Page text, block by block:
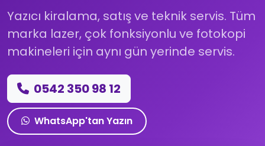
Yazıcı kiralama, satış ve teknik servis. Tüm
marka lazer, çok fonksiyonlu ve fotokopi
makineleri için aynı gün yerinde servis.
0542 350 98 12
WhatsApp'tan Yazın